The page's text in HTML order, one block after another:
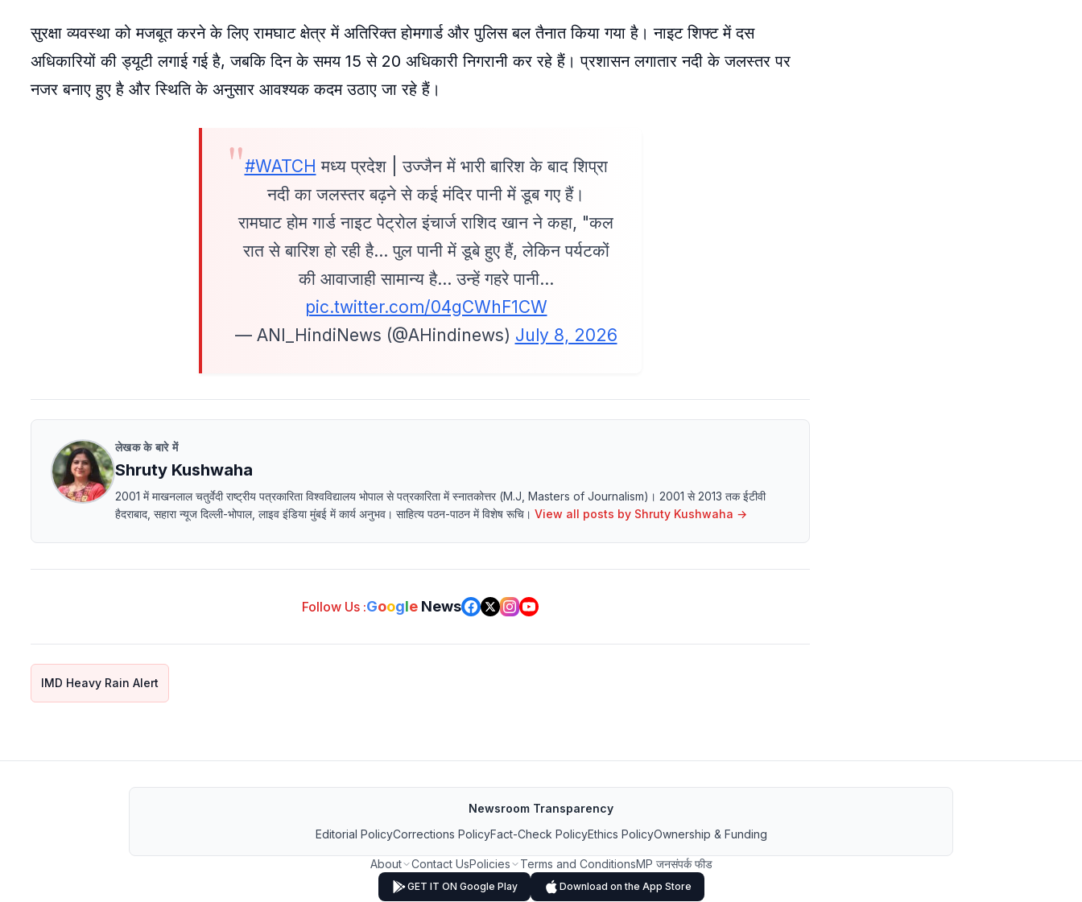
सुरक्षा व्यवस्था को मजबूत करने के लिए रामघाट क्षेत्र में अतिरिक्त होमगार्ड और पुलिस बल तैनात किया गया है। नाइट शिफ्ट में दस
अधिकारियों की ड्यूटी लगाई गई है, जबकि दिन के समय 15 से 20 अधिकारी निगरानी कर रहे हैं। प्रशासन लगातार नदी के जलस्तर पर
नजर बनाए हुए है और स्थिति के अनुसार आवश्यक कदम उठाए जा रहे हैं।
#WATCH मध्य प्रदेश | उज्जैन में भारी बारिश के बाद शिप्रा
नदी का जलस्तर बढ़ने से कई मंदिर पानी में डूब गए हैं।
रामघाट होम गार्ड नाइट पेट्रोल इंचार्ज राशिद खान ने कहा, "कल
रात से बारिश हो रही है… पुल पानी में डूबे हुए हैं, लेकिन पर्यटकों
की आवाजाही सामान्य है… उन्हें गहरे पानी…
pic.twitter.com/04gCWhF1CW
— ANI_HindiNews (@AHindinews) July 8, 2026
लेखक के बारे में
Shruty Kushwaha
2001 में माखनलाल चतुर्वेदी राष्ट्रीय पत्रकारिता विश्वविद्यालय भोपाल से पत्रकारिता में स्नातकोत्तर (M.J, Masters of Journalism)। 2001 से 2013 तक ईटीवी
हैदराबाद, सहारा न्यूज दिल्ली-भोपाल, लाइव इंडिया मुंबई में कार्य अनुभव। साहित्य पठन-पाठन में विशेष रूचि। View all posts by Shruty Kushwaha →
Follow Us :Google News
IMD Heavy Rain Alert
Newsroom Transparency
Editorial PolicyCorrections PolicyFact-Check PolicyEthics PolicyOwnership & Funding
About Contact UsPolicies Terms and ConditionsMP जनसंपर्क फीड
GET IT ON Google Play Download on the App Store